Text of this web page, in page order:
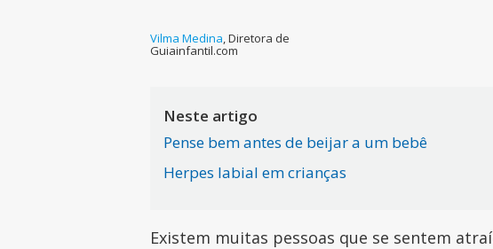
Vilma Medina,Diretora de
Guiainfantil.com
Neste artigo
Pense bem antes de beijar a um bebê
Herpes labial em crianças
Existem muitas pessoas que se sentem